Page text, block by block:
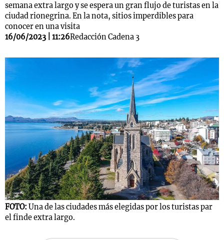
semana extra largo y se espera un gran flujo de turistas en la
ciudad rionegrina. En la nota, sitios imperdibles para
conocer en una visita
16/06/2023 | 11:26Redacción Cadena 3
FOTO: Una de las ciudades más elegidas por los turistas par
el finde extra largo.Notas
Notas